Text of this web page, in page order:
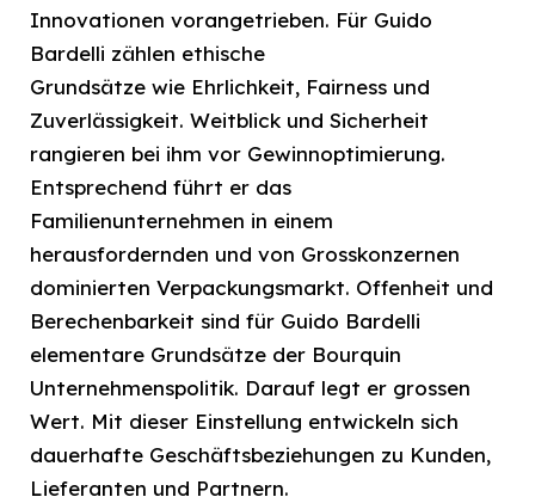
Innovationen vorangetrieben. Für Guido
Bardelli zählen ethische
Grundsätze wie Ehrlichkeit, Fairness und
Zuverlässigkeit. Weitblick und Sicherheit
rangieren bei ihm vor Gewinnoptimierung.
Entsprechend führt er das
Familienunternehmen in einem
herausfordernden und von Grosskonzernen
dominierten Verpackungsmarkt. Offenheit und
Berechenbarkeit sind für Guido Bardelli
elementare Grundsätze der Bourquin
Unternehmenspolitik. Darauf legt er grossen
Wert. Mit dieser Einstellung entwickeln sich
dauerhafte Geschäftsbeziehungen zu Kunden,
Lieferanten und Partnern.